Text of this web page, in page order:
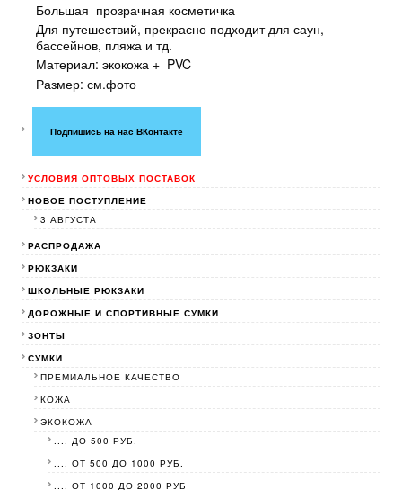
Большая прозрачная косметичка
Для путешествий, прекрасно подходит для саун,
бассейнов, пляжа и тд.
Материал: экокожа + PVC
Размер: см.фото
Подпишись на нас ВКонтакте
УСЛОВИЯ ОПТОВЫХ ПОСТАВОК
НОВОЕ ПОСТУПЛЕНИЕ
3 АВГУСТА
РАСПРОДАЖА
РЮКЗАКИ
ШКОЛЬНЫЕ РЮКЗАКИ
ДОРОЖНЫЕ И СПОРТИВНЫЕ СУМКИ
ЗОНТЫ
СУМКИ
ПРЕМИАЛЬНОЕ КАЧЕСТВО
КОЖА
ЭКОКОЖА
.... ДО 500 РУБ.
.... ОТ 500 ДО 1000 РУБ.
.... ОТ 1000 ДО 2000 РУБ